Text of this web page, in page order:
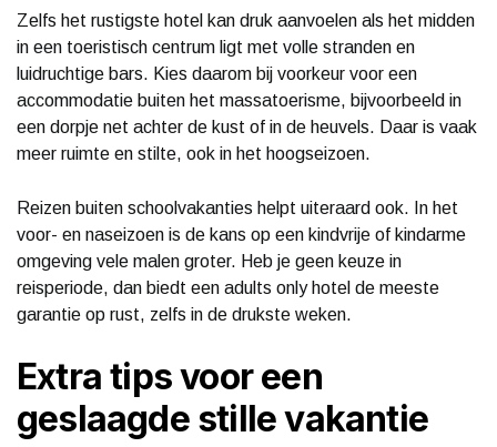
Zelfs het rustigste hotel kan druk aanvoelen als het midden
in een toeristisch centrum ligt met volle stranden en
luidruchtige bars. Kies daarom bij voorkeur voor een
accommodatie buiten het massatoerisme, bijvoorbeeld in
een dorpje net achter de kust of in de heuvels. Daar is vaak
meer ruimte en stilte, ook in het hoogseizoen.
Reizen buiten schoolvakanties helpt uiteraard ook. In het
voor- en naseizoen is de kans op een kindvrije of kindarme
omgeving vele malen groter. Heb je geen keuze in
reisperiode, dan biedt een adults only hotel de meeste
garantie op rust, zelfs in de drukste weken.
Extra tips voor een
geslaagde stille vakantie